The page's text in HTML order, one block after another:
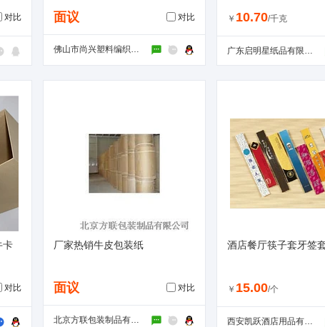
对比
制 阀口袋厂家
面议 对比
佛山市尚兴塑料编织袋有限公司
￥ 10.70/千克
广东启明星纸品有限公司
卡
对比
厂家热销牛皮包装纸
面议 对比
北京方联包装制品有限公司
酒店餐厅筷子套牙签
￥ 15.00/个
西安凯跃酒店用品有限公司